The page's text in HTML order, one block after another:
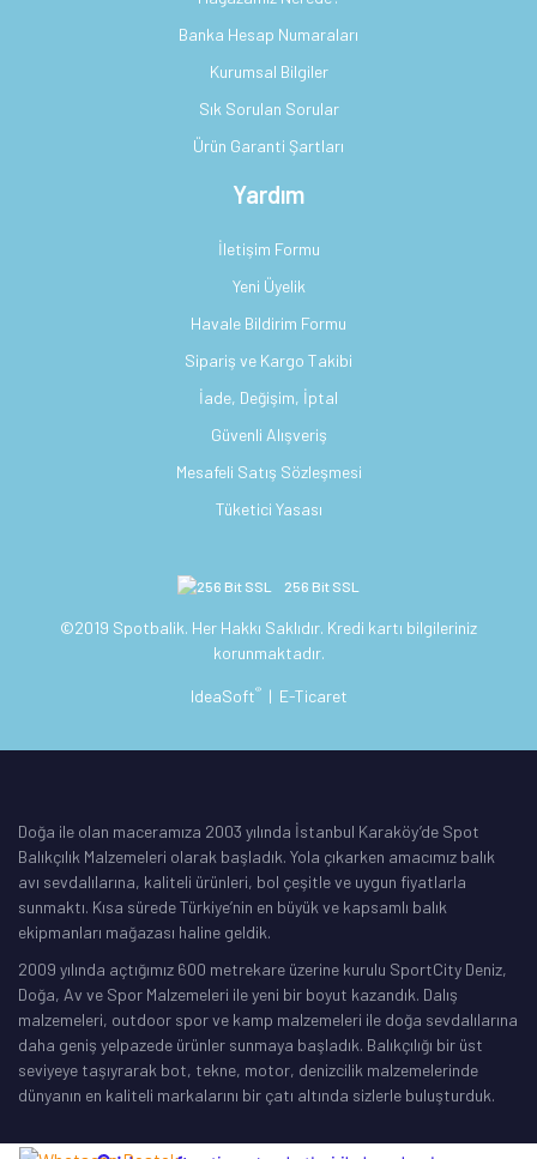
Banka Hesap Numaraları
Kurumsal Bilgiler
Sık Sorulan Sorular
Ürün Garanti Şartları
Yardım
İletişim Formu
Yeni Üyelik
Havale Bildirim Formu
Sipariş ve Kargo Takibi
İade, Değişim, İptal
Güvenli Alışveriş
Mesafeli Satış Sözleşmesi
Tüketici Yasası
256 Bit SSL
©2019 Spotbalik. Her Hakkı Saklıdır. Kredi kartı bilgileriniz
korunmaktadır.
IdeaSoft® | E-Ticaret
Doğa ile olan maceramıza 2003 yılında İstanbul Karaköy’de Spot
Balıkçılık Malzemeleri olarak başladık. Yola çıkarken amacımız balık
avı sevdalılarına, kaliteli ürünleri, bol çeşitle ve uygun fiyatlarla
sunmaktı. Kısa sürede Türkiye’nin en büyük ve kapsamlı balık
ekipmanları mağazası haline geldik.
2009 yılında açtığımız 600 metrekare üzerine kurulu SportCity Deniz,
Doğa, Av ve Spor Malzemeleri ile yeni bir boyut kazandık. Dalış
malzemeleri, outdoor spor ve kamp malzemeleri ile doğa sevdalılarına
daha geniş yelpazede ürünler sunmaya başladık. Balıkçılığı bir üst
seviyeye taşıyrarak bot, tekne, motor, denizcilik malzemelerinde
dünyanın en kaliteli markalarını bir çatı altında sizlerle buluşturduk.